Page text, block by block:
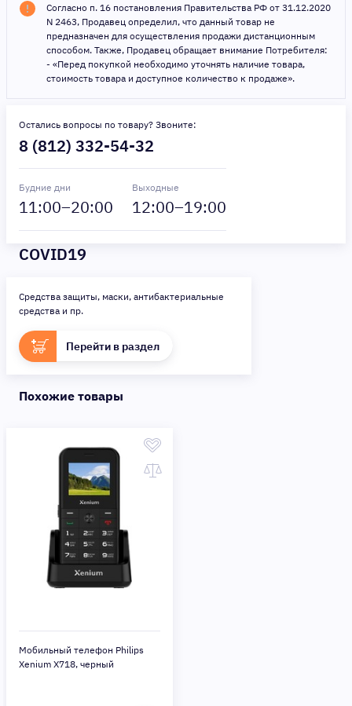
Согласно п. 16 постановления Правительства РФ от 31.12.2020
N 2463, Продавец определил, что данный товар не
предназначен для осуществления продажи дистанционным
способом. Также, Продавец обращает внимание Потребителя:
- «Перед покупкой необходимо уточнять наличие товара,
стоимость товара и доступное количество к продаже».
Остались вопросы по товару? Звоните:
8 (812) 332-54-32
Будние дни
11:00–20:00
Выходные
12:00–19:00
COVID19
Средства защиты, маски, антибактериальные
средства и пр.
Перейти в раздел
Похожие товары
Мобильный телефон Philips
Xenium X718, черный